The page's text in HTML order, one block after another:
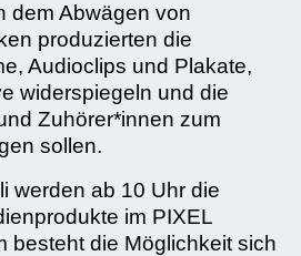
dem Abwägen von
produzierten die
Audioclips und Plakate,
widerspiegeln und die
Zuhörer*innen zum
sollen.
werden ab 10 Uhr die
im PIXEL
besteht die Möglichkeit sich